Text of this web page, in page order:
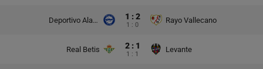
Deportivo Alaves 1 : 2
1 : 0
Rayo Vallecano
Real Betis 2 : 1
1 : 1
Levante